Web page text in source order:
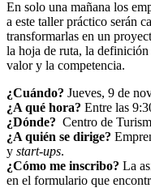
En solo una mañana los
a este taller práctico serán
transformarlas en un
la hoja de ruta, la
valor y la competencia.
¿Cuándo? Jueves, 9 de
¿A qué hora? Entre las
¿Dónde? Centro de
¿A quién se dirige?
y start-ups.
¿Cómo me inscribo? La
en el formulario que